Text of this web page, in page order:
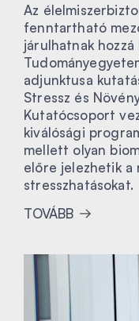
Az
fenntartható
járulhatnak
adjunktusa
Stressz és
Kutatócsoport
kiválósági
mellett olyan
előre jelezhetik a
stresszhatásokat.
TOVÁBB